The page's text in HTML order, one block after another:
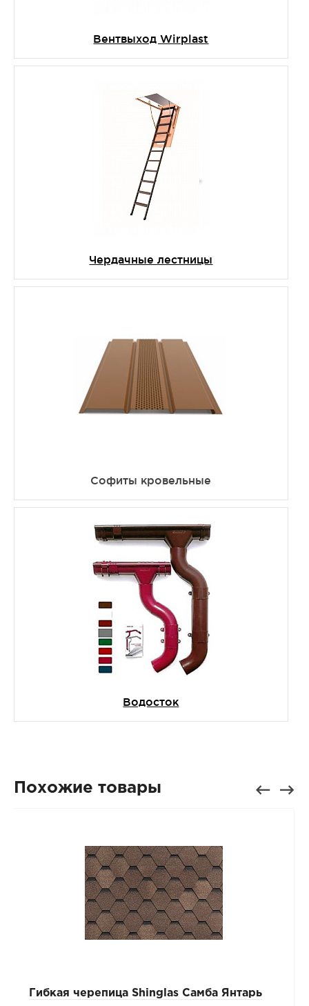
Вентвыход Wirplast
Чердачные лестницы
Софиты кровельные
Водосток
Похожие товары
Гибкая черепица Shinglas Самба Янтарь